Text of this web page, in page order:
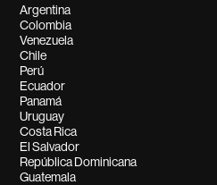
Argentina
Colombia
Venezuela
Chile
Perú
Ecuador
Panamá
Uruguay
Costa Rica
El Salvador
República Dominicana
Guatemala